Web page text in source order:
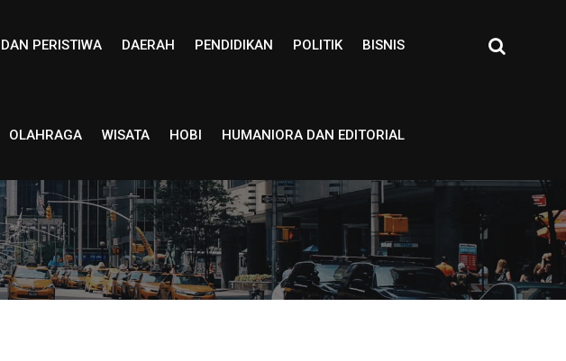
PERISTIWA DAERAH PENDIDIKAN POLITIK BISNIS
OLAHRAGA WISATA HOBI HUMANIORA DAN EDITORIAL